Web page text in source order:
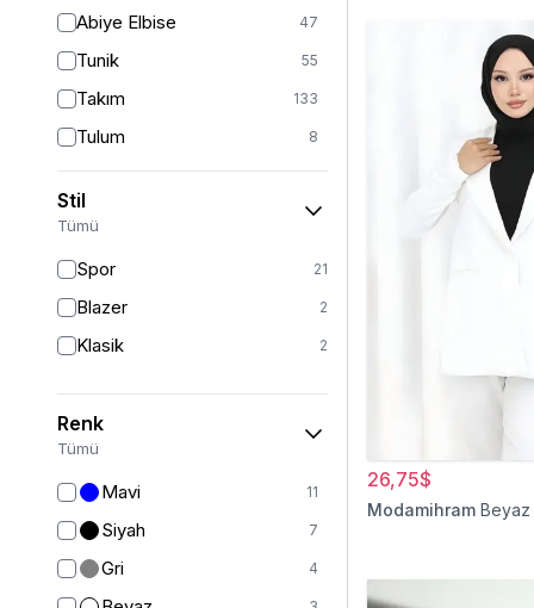
Abiye Elbise 47
Tunik 55
Takım 133
Tulum 8
Pantolon 148
Etek 19
Bone 15
Ferace
Kap & Pardesü
Trençkot
Hırka
Stil
Tümü
Spor 21
Blazer 2
Klasik 2
Renk
Tümü
Mavi 11
Siyah 7
Gri 4
26,75$
Modamihram